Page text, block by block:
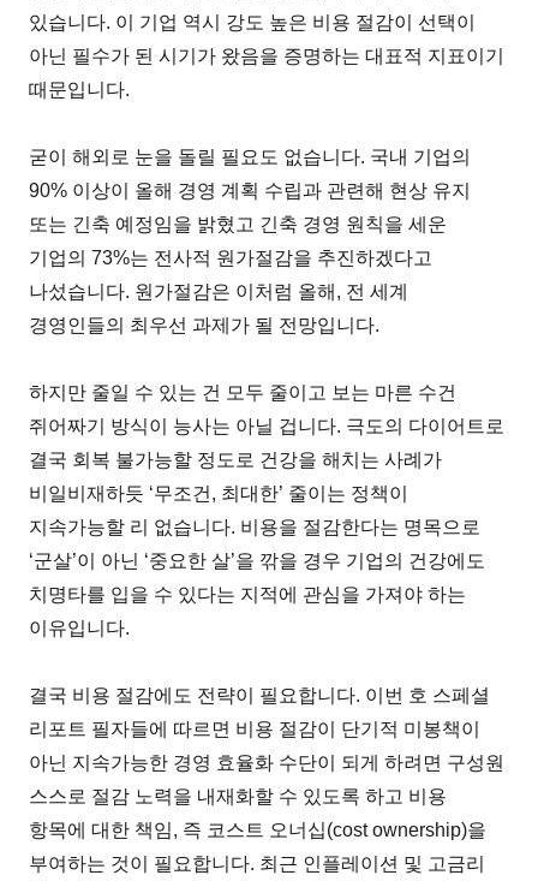
있습니다. 이 기업 역시 강도 높은 비용 절감이 선택이
아닌 필수가 된 시기가 왔음을 증명하는 대표적 지표이기
때문입니다.
굳이 해외로 눈을 돌릴 필요도 없습니다. 국내 기업의
90% 이상이 올해 경영 계획 수립과 관련해 현상 유지
또는 긴축 예정임을 밝혔고 긴축 경영 원칙을 세운
기업의 73%는 전사적 원가절감을 추진하겠다고
나섰습니다. 원가절감은 이처럼 올해, 전 세계
경영인들의 최우선 과제가 될 전망입니다.
하지만 줄일 수 있는 건 모두 줄이고 보는 마른 수건
쥐어짜기 방식이 능사는 아닐 겁니다. 극도의 다이어트로
결국 회복 불가능할 정도로 건강을 해치는 사례가
비일비재하듯 ‘무조건, 최대한’ 줄이는 정책이
지속가능할 리 없습니다. 비용을 절감한다는 명목으로
‘군살’이 아닌 ‘중요한 살’을 깎을 경우 기업의 건강에도
치명타를 입을 수 있다는 지적에 관심을 가져야 하는
이유입니다.
결국 비용 절감에도 전략이 필요합니다. 이번 호 스페셜
리포트 필자들에 따르면 비용 절감이 단기적 미봉책이
아닌 지속가능한 경영 효율화 수단이 되게 하려면 구성원
스스로 절감 노력을 내재화할 수 있도록 하고 비용
항목에 대한 책임, 즉 코스트 오너십(cost ownership)을
부여하는 것이 필요합니다. 최근 인플레이션 및 고금리